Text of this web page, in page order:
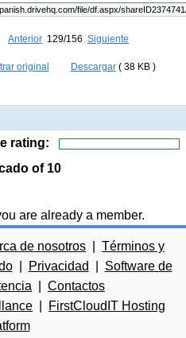
Anterior 129/156 Siguiente
original Descargar( 38 KB )
rating:
of 10
are already a member.
de nosotros
Términos y
Privacidad
Software de
Contactos
FirstCloudIT Hosting